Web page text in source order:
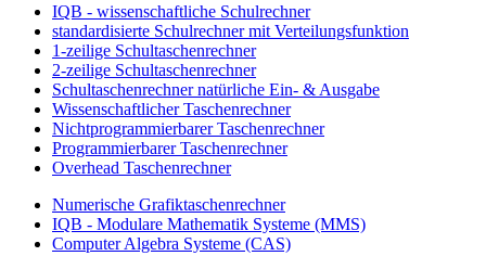
IQB - wissenschaftliche Schulrechner
standardisierte Schulrechner mit Verteilungsfunktion
1-zeilige Schultaschenrechner
2-zeilige Schultaschenrechner
Schultaschenrechner natürliche Ein- & Ausgabe
Wissenschaftlicher Taschenrechner
Nichtprogrammierbarer Taschenrechner
Programmierbarer Taschenrechner
Overhead Taschenrechner
Numerische Grafiktaschenrechner
IQB - Modulare Mathematik Systeme (MMS)
Computer Algebra Systeme (CAS)